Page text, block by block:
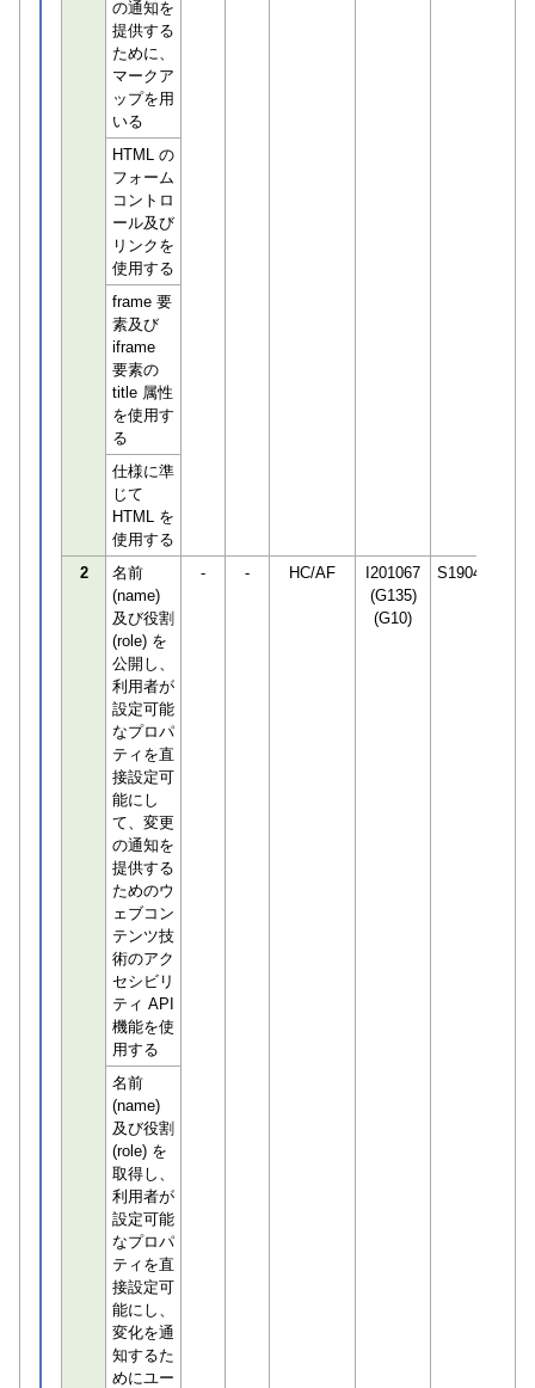
の通知を
提供する
ために、
マークア
ップを用
いる
HTML の
フォーム
コントロ
ール及び
リンクを
使用する
frame 要
素及び
iframe
要素の
title 属性
を使用す
る
仕様に準
じて
HTML を
使用する
2
名前
(name)
及び役割
(role) を
公開し、
利用者が
設定可能
なプロパ
ティを直
接設定可
能にし
て、変更
の通知を
提供する
ためのウ
ェブコン
テンツ技
術のアク
セシビリ
ティ API
機能を使
用する
- - HC/AF
I201067
(G135)
(G10)
S190466
名前
(name)
及び役割
(role) を
取得し、
利用者が
設定可能
なプロパ
ティを直
接設定可
能にし、
変化を通
知するた
めにユー